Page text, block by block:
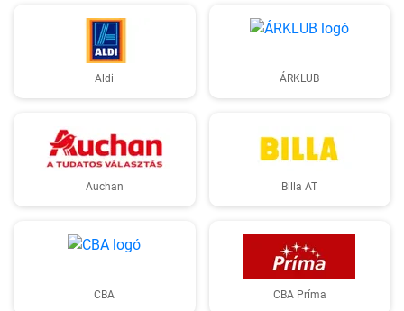
Aldi ÁRKLUB
Auchan Billa AT
CBA CBA Príma